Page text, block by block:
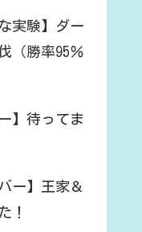
実験】ダー
（勝率95％
】待ってま
ー】王家＆
！